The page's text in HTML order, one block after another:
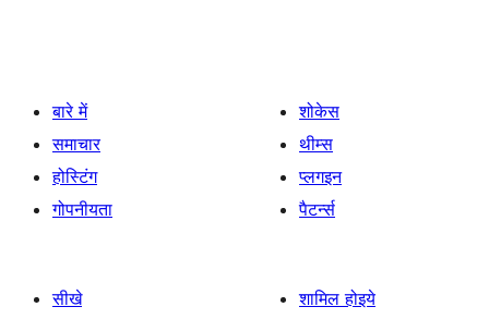
बारे में
समाचार
होस्टिंग
गोपनीयता
शोकेस
थीम्स
प्लगइन
पैटर्न्स
सीखे
शामिल होइये